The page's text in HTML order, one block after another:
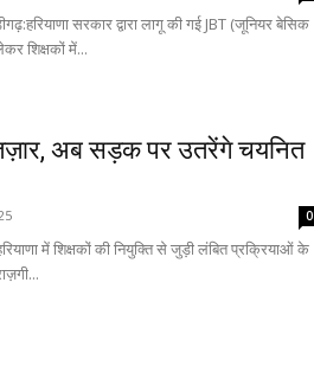
सरकार द्वारा लागू की गई JBT (जूनियर बेसिक
शिक्षकों में...
अब सड़क पर उतरेंगे चयनित
0
में शिक्षकों की नियुक्ति से जुड़ी लंबित प्रक्रियाओं के